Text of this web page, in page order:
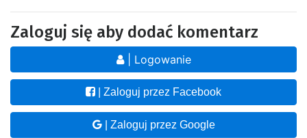
Zaloguj się aby dodać komentarz
| Logowanie
| Zaloguj przez Facebook
| Zaloguj przez Google